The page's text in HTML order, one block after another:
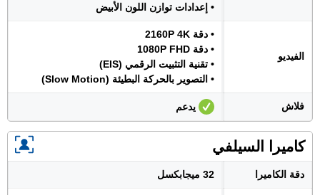
• إعدادات توازن اللون الأبيض
الفيديو
• دقة 2160P 4K
• دقة 1080P FHD
• تقنية التثبيت الرقمي (EIS)
• التصوير بالحركة البطيئة (Slow Motion)
فلاش يدعم
كاميرا السيلفي
دقة الكاميرا 32 ميجابكسل